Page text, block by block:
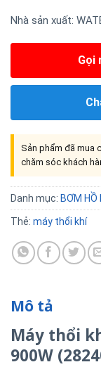
Nhà sản xuất:
Gọi
Sản phẩm đã mua
chăm sóc khách
Danh mục: BƠM HỒ
Thẻ: máy thổi khí
Mô tả
Máy thổi
900W